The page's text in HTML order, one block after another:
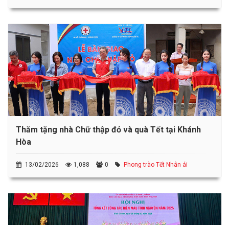
Thăm tặng nhà Chữ thập đỏ và quà Tết tại Khánh
Hòa
13/02/2026 1,088 0 Phong trào Tết Nhân ái